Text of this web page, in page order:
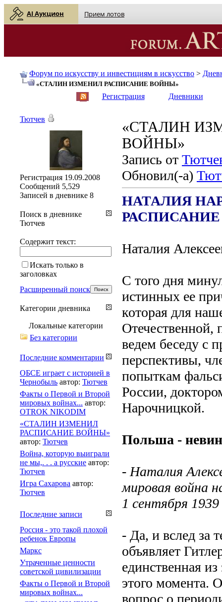
AI Аукцион Прием лотов
Форум по искусству и инвестициям в искусство >
«СТАЛИН ИЗМЕНИЛ РАСПИСАНИЕ ВОЙНЫ»
Регистрация Дневники
«СТАЛИН
ВОЙНЫ»
Запись от
Обновил(-а)
НАТАЛИЯ
Наталия
С того дня
истинных ее
которая для
Отечественной,
ведем беседу с
перспективы,
попыткам
России,
Нарочницкой.
Польша -
- Наталия
мировая война
1 сентября
- Да, и вслед за
объявляет
единственная
этого момента.
вопрос о
Тютчев
Регистрация 19.09.2008
Сообщений 5,529
Записей в дневнике 8
Поиск в дневнике
Тютчев
Содержит текст:
Искать только в
заголовках
Расширенный поиск
Категории дневника
Локальные категории
Без категории
Последние комментарии
ОБСЕ играет с историей в
Чернобыль автор: Тютчев
Факты о Первой и Второй
мировых войнах... автор:
OTROK NIKODIM
«СТАЛИН ИЗМЕНИЛ
РАСПИСАНИЕ ВОЙНЫ»
автор: Тютчев
Война, которую выиграли
не мы,. . . а русские автор:
Тютчев
Игра Сахарова автор:
Тютчев
Последние записи
Россия - это такой плохой
ребенок Европы
Маркс
Утраченные ценности
советской цивилизации
Факты о Первой и Второй
мировых войнах...